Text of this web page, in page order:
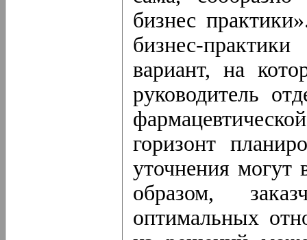
бизнес
бизнес-
вариант, на
руководитель
горизонт
уточнения могут
образом,
оптимальных